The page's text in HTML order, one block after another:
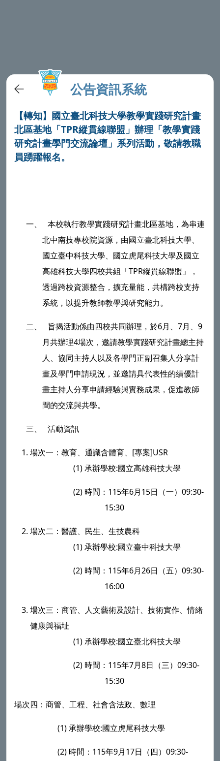
公告資訊系統
【轉知】國立臺北科技大學教學實踐研究計畫
北區基地「TPR縱貫線聯盟」辦理「教學實踐
研究計畫學門交流論壇」系列活動，敬請教職
員踴躍報名。
一、
本校執行教學實踐研究計畫北區基地，為串連
北中南技專校院資源，由國立臺北科技大學、
國立臺中科技大學、國立虎尾科技大學及國立
高雄科技大學四校共組「TPR縱貫線聯盟」，
透過跨校資源整合，擴充量能，共構跨校支持
系統，以提升教師教學與研究能力。
二、 旨揭活動係由四校共同辦理，於6月、7月、9
月共辦理4場次，邀請教學實踐研究計畫總主持
人、協同主持人以及各學門正副召集人分享計
畫及學門申請現況，並邀請具代表性的績優計
畫主持人分享申請經驗與實務成果，促進教師
間的交流與共學。
三、 活動資訊
場次一：教育、通識含體育、 [專案]USR
(1) 承辦學校:國立高雄科技大學
(2) 時間： 115年6月15日（一）09:30-
15:30
場次二：醫護、民生、生技農科
(1) 承辦學校:國立臺中科技大學
(2) 時間： 115年6月26日（五）09:30-
16:00
場次三：商管、人文藝術及設計、技術實作、情緒
健康與福址
(1) 承辦學校:國立臺北科技大學
(2) 時間： 115年7月8日（三）09:30-
15:30
場次四：商管、工程、社會含法政、數理
(1) 承辦學校:國立虎尾科技大學
(2) 時間： 115年9月17日（四）09:30-